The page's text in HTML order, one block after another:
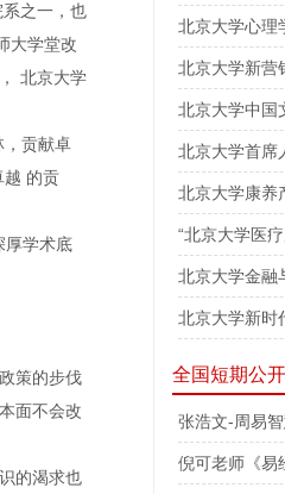
之一，也
大学堂改
北京大学
，贡献卓
越 的贡
厚学术底
策的步伐
面不会改
的渴求也
北京大学心理
北京大学新营
北京大学中国
北京大学首席
北京大学康养
“北京大学医
北京大学金融
北京大学新时
全国短期公
张浩文-周易
倪可老师《易